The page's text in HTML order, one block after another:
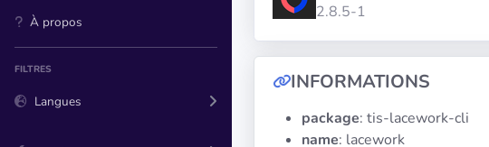
À propos
FILTRES
Langues
2.8.5-1
INFORMATIONS
package: tis-lacework-cli
name: lacework